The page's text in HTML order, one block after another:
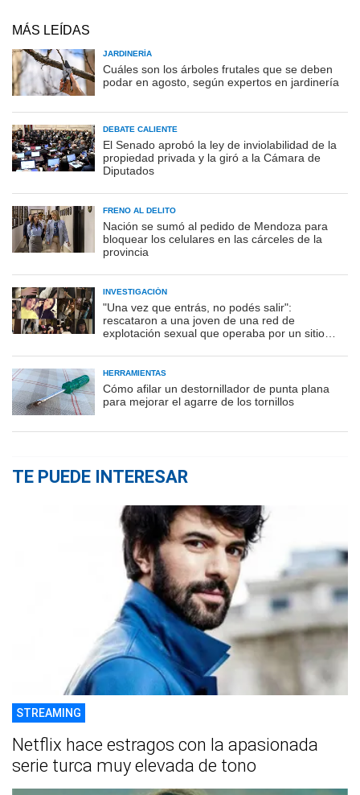
MÁS LEÍDAS
JARDINERÍA
Cuáles son los árboles frutales que se deben
podar en agosto, según expertos en jardinería
DEBATE CALIENTE
El Senado aprobó la ley de inviolabilidad de la
propiedad privada y la giró a la Cámara de
Diputados
FRENO AL DELITO
Nación se sumó al pedido de Mendoza para
bloquear los celulares en las cárceles de la
provincia
INVESTIGACIÓN
"Una vez que entrás, no podés salir":
rescataron a una joven de una red de
explotación sexual que operaba por un sitio
HERRAMIENTAS
Cómo afilar un destornillador de punta plana
para mejorar el agarre de los tornillos
TE PUEDE INTERESAR
STREAMING
Netflix hace estragos con la apasionada
serie turca muy elevada de tono